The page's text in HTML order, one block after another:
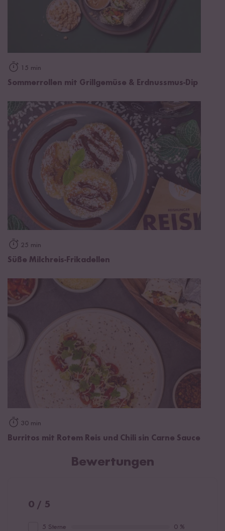
15 min
Sommerrollen mit Grillgemüse & Erdnussmus-Dip
25 min
Süße Milchreis-Frikadellen
30 min
Burritos mit Rotem Reis und Chili sin Carne Sauce
Bewertungen
0 / 5
5 Sterne 0 %